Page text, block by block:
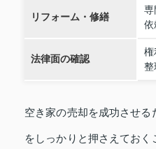
リフォーム・修繕
専
依
法律面の確認
権
整
空き家の売却を成功させる
をしっかりと押さえてお